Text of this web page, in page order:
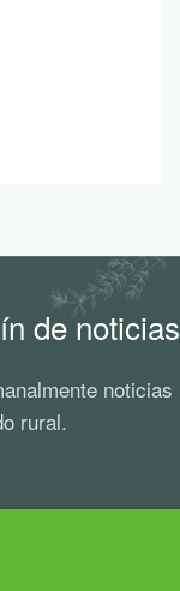
de noticias
noticias
rural.